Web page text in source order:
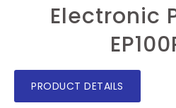
Electronic
PRODUCT DETAILS